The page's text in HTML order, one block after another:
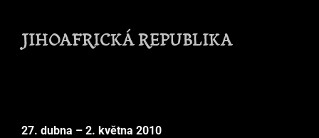
JIHOAFRICKÁ REPUBLIKA
27. dubna – 2. května 2010